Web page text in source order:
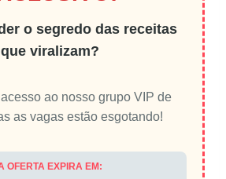
o segredo das receitas
que viralizam?
ao nosso grupo VIP de
as vagas estão esgotando!
OFERTA EXPIRA EM: